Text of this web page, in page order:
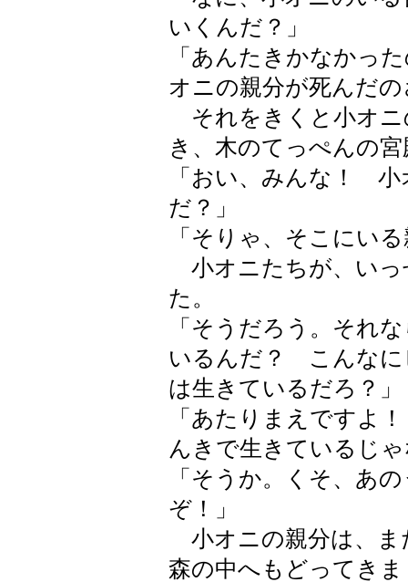
いくんだ？」
「あんたきかなかっ
オニの親分が死んだの
それをきくと小オニ
き、木のてっぺんの
「おい、みんな！
だ？」
「そりゃ、そこにい
小オニたちが、いっ
た。
「そうだろう。それ
いるんだ？ こんなに
は生きているだろ？」
「あたりまえですよ
んきで生きているじ
「そうか。くそ、あ
ぞ！」
小オニの親分は、ま
森の中へもどってき